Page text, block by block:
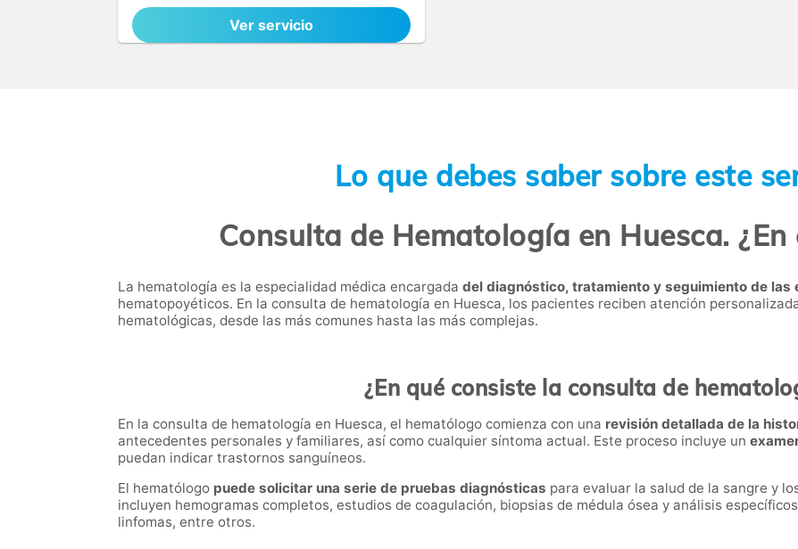
Ver servicio
Lo que debes saber sobre este
Consulta de Hematología en Huesca. ¿En
La hematología es la especialidad médica encargada del diagnóstico, tratamiento y seguimiento de las
hematopoyéticos. En la consulta de hematología en Huesca, los pacientes reciben atención
hematológicas, desde las más comunes hasta las más complejas.
¿En qué consiste la consulta de
En la consulta de hematología en Huesca, el hematólogo comienza con una revisión detallada de la
antecedentes personales y familiares, así como cualquier síntoma actual. Este proceso incluye un
puedan indicar trastornos sanguíneos.
El hematólogo puede solicitar una serie de pruebas diagnósticas para evaluar la salud de la sangre y
incluyen hemogramas completos, estudios de coagulación, biopsias de médula ósea y análisis
linfomas, entre otros.